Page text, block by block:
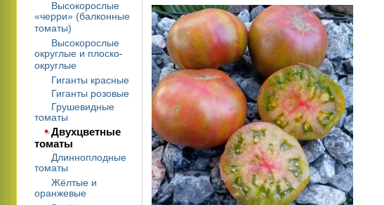
Высокорослые
«черри» (балконные
томаты)
Высокорослые
округлые и плоско-
округлые
Гиганты красные
Гиганты розовые
Грушевидные
томаты
Двухцветные
томаты
Длинноплодные
томаты
Жёлтые и
оранжевые